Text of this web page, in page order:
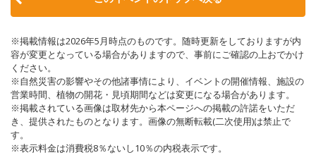
※掲載情報は2026年5月時点のものです。随時更新をしておりますが内
容が変更となっている場合がありますので、事前にご確認の上おでかけ
ください。
※自然災害の影響やその他諸事情により、イベントの開催情報、施設の
営業時間、植物の開花・見頃期間などは変更になる場合があります。
※掲載されている画像は取材先から本ページへの掲載の許諾をいただ
き、提供されたものとなります。画像の無断転載(二次使用)は禁止で
す。
※表示料金は消費税8％ないし10％の内税表示です。